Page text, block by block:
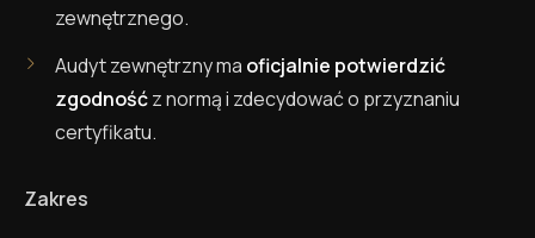
zewnętrznego.
Audyt zewnętrzny ma oficjalnie potwierdzić
zgodnośćz normą i zdecydować o przyznaniu
certyfikatu.
Zakres